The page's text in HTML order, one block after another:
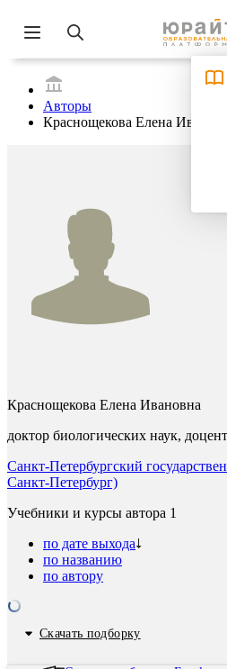
Авторы
Краснощекова Елена
Краснощекова Елена Ивановна
доктор биологических наук, доцент
Санкт-Петербургский
Санкт-Петербург)
Учебники и курсы автора 1
по дате выхода
по названию
по автору
Скачать подборку